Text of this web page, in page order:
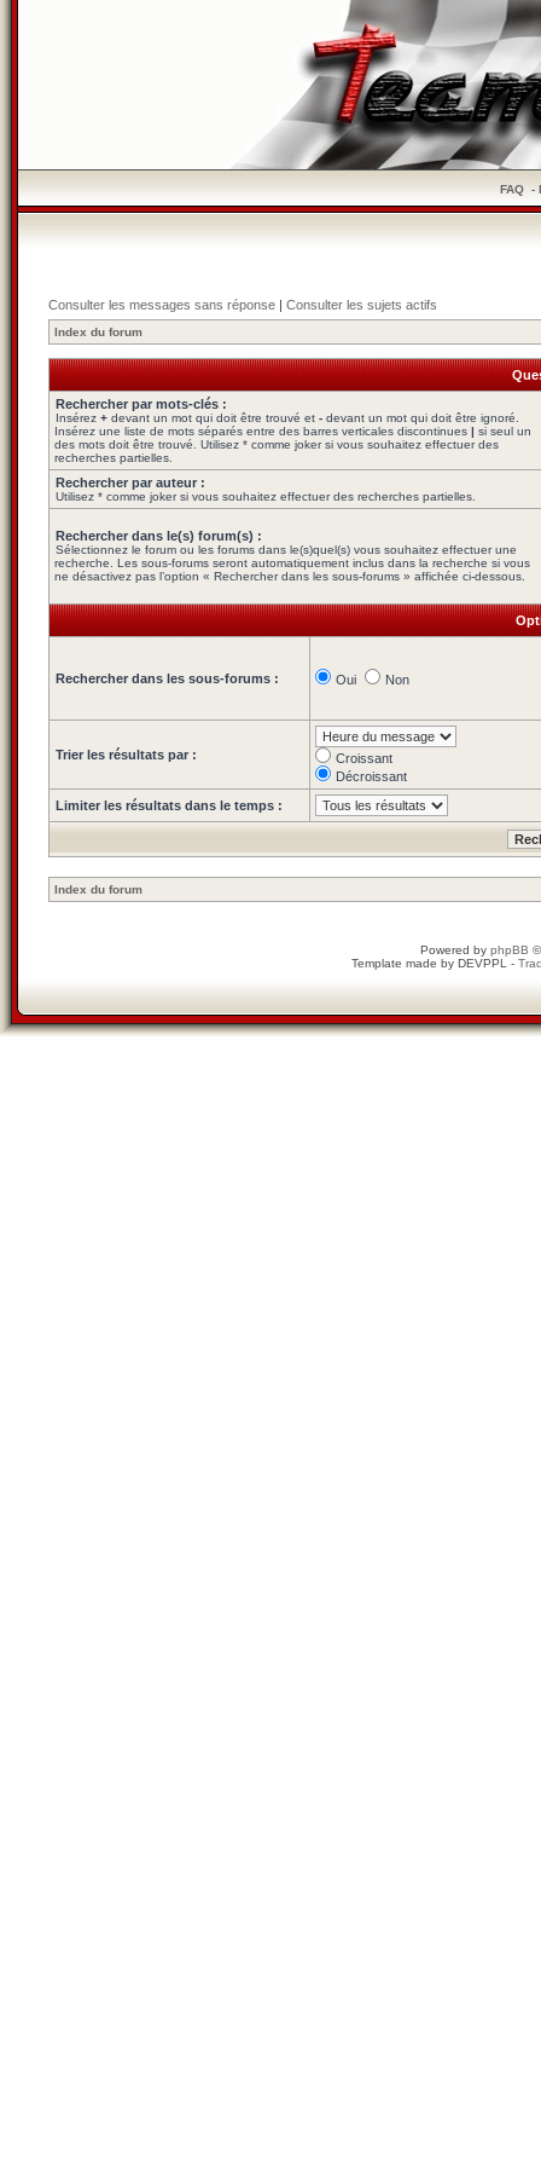
FAQ-
Consulter les messages sans réponse | Consulter les sujets actifs
Index du forum
Rechercher par mots-clés :
Insérez + devant un mot qui doit être trouvé et - devant un mot qui doit être ignoré.
Insérez une liste de mots séparés entre des barres verticales discontinues | si seul un
des mots doit être trouvé. Utilisez * comme joker si vous souhaitez effectuer des
recherches partielles.
Rechercher par auteur :
Utilisez * comme joker si vous souhaitez effectuer des recherches partielles.
Rechercher dans le(s) forum(s) :
Sélectionnez le forum ou les forums dans le(s)quel(s) vous souhaitez effectuer une
recherche. Les sous-forums seront automatiquement inclus dans la recherche si vous
ne désactivez pas l’option « Rechercher dans les sous-forums » affichée ci-dessous.
Rechercher dans les sous-forums : Oui Non
Trier les résultats par :
Croissant
Décroissant
Limiter les résultats dans le temps :
Index du forum
Powered by phpBB
Template made by DEVPPL -